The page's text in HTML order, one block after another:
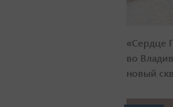
«Сердце
во
новый